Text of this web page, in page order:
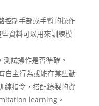
控制手部或手臂的操作
資料可以用來訓練模
試操作是否準確。
自主行為或能在某些動
練指令，搭配錄製的資
learning。